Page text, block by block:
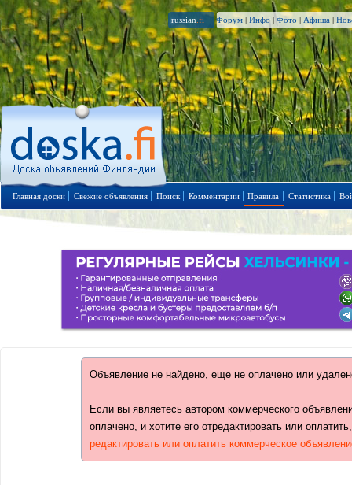
russian .fi Форум | Инфо | Фото | Афиша |
Главная доски Свежие объявления Поиск Комментарии Правила Статистика
Объявление не найдено, еще не оплачено или
Если вы являетесь автором коммерческого
оплачено, и хотите его отредактировать или
редактировать или оплатить коммерческое